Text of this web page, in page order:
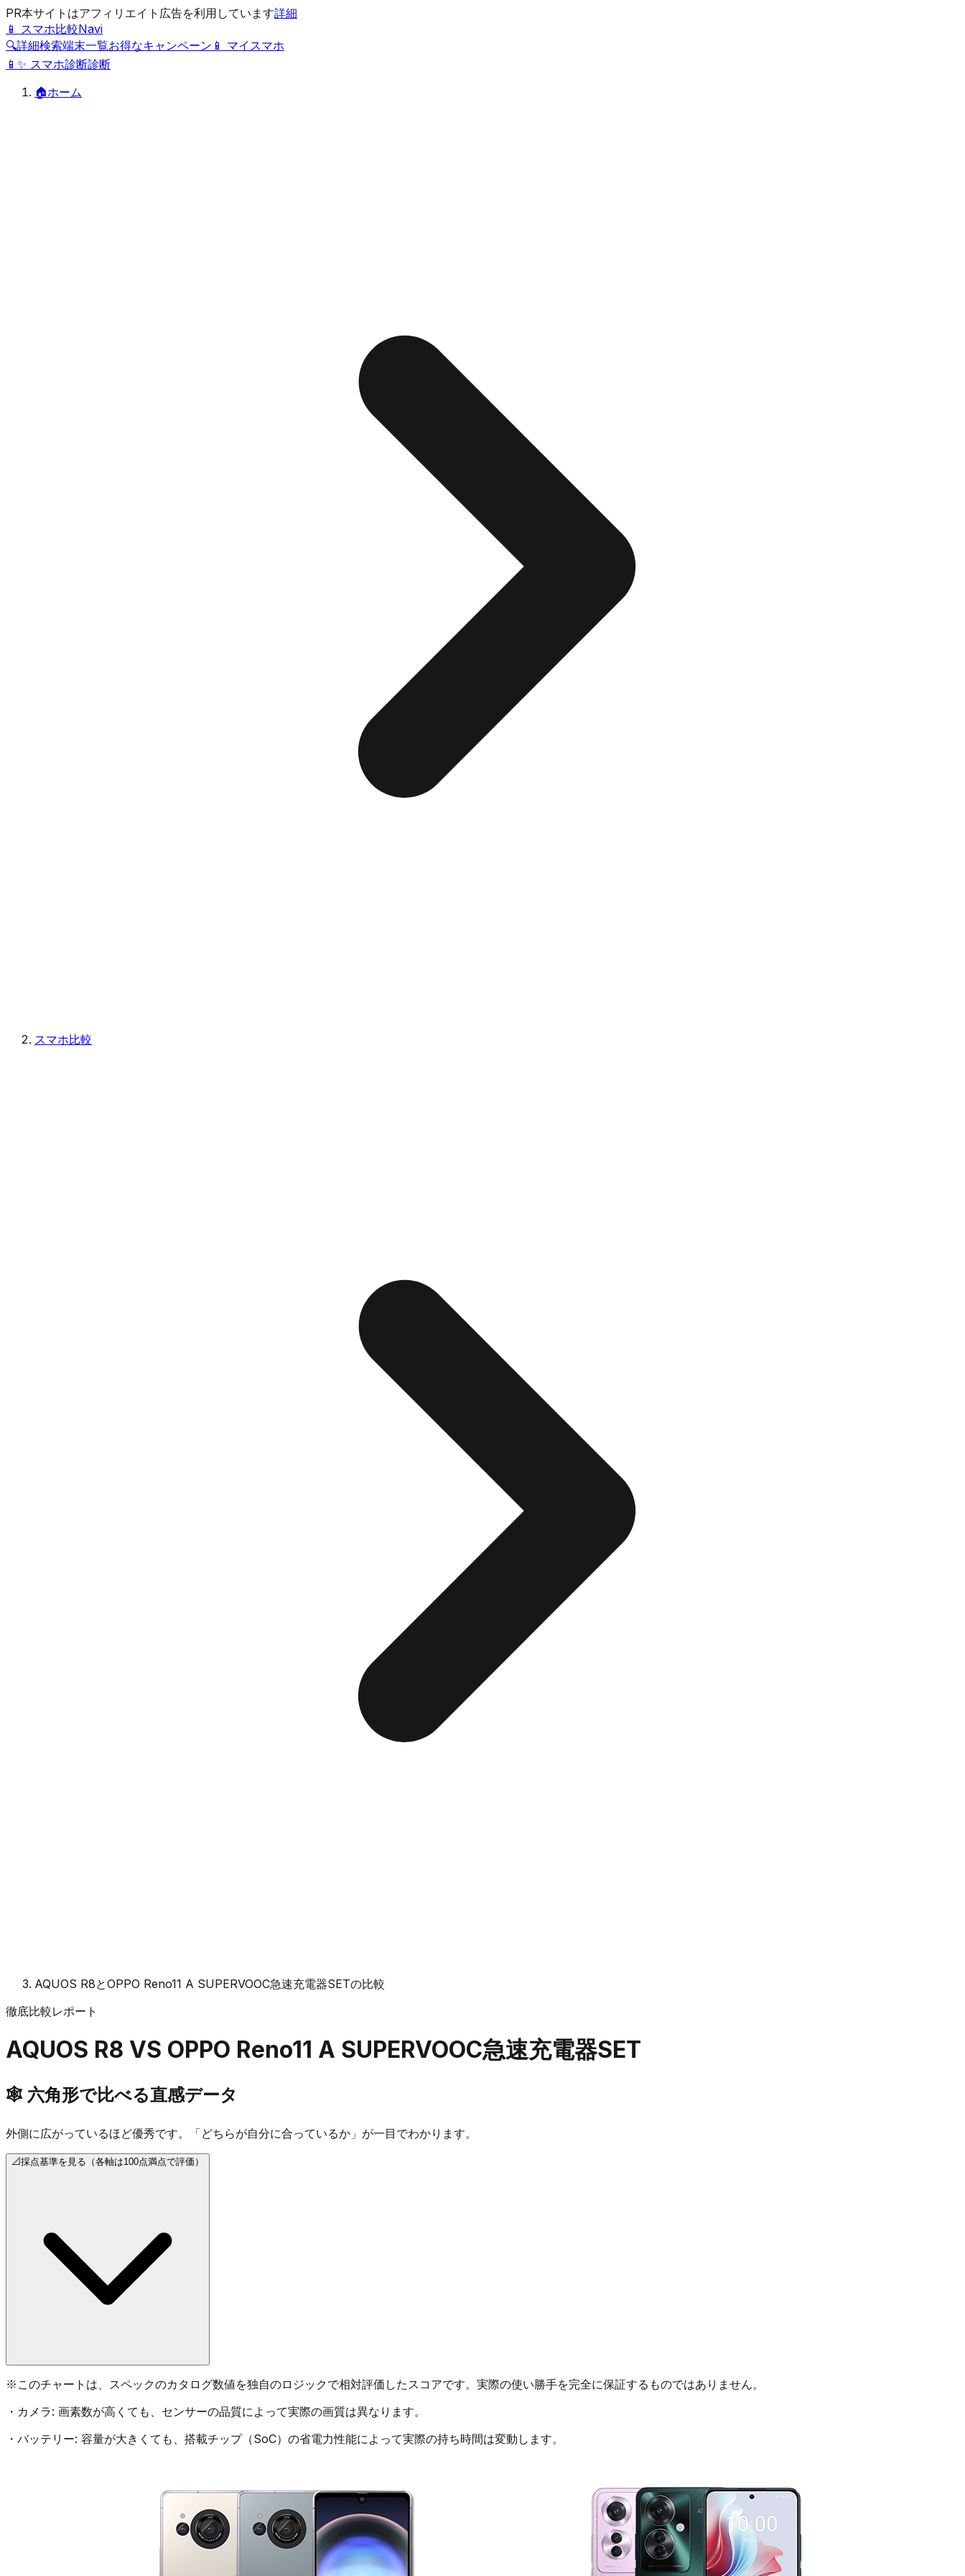
PR本サイトはアフィリエイト広告を利用しています詳細
📱 スマホ比較Navi
🔍詳細検索端末一覧お得なキャンペーン 📱 マイスマホ
📱 ✨ スマホ診断診断
🏠ホーム
スマホ比較
AQUOS R8とOPPO Reno11 A SUPERVOOC急速充電器SETの比較
徹底比較レポート
AQUOS R8 VS OPPO Reno11 A SUPERVOOC急速充電器SET
🕸️ 六角形で比べる直感データ
外側に広がっているほど優秀です。「どちらが自分に合っているか」が一目でわかります。
📐採点基準を見る（各軸は100点満点で評価）
※ このチャートは、スペックのカタログ数値を独自のロジックで相対評価したスコアです。実際の使い勝手を完全に保証するものではありません。
・ カメラ: 画素数が高くても、センサーの品質によって実際の画質は異なります。
・ バッテリー: 容量が大きくても、搭載チップ（SoC）の省電力性能によって実際の持ち時間は変動します。